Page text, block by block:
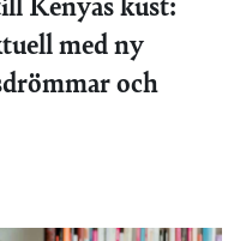
Kenyas kust:
med ny
och